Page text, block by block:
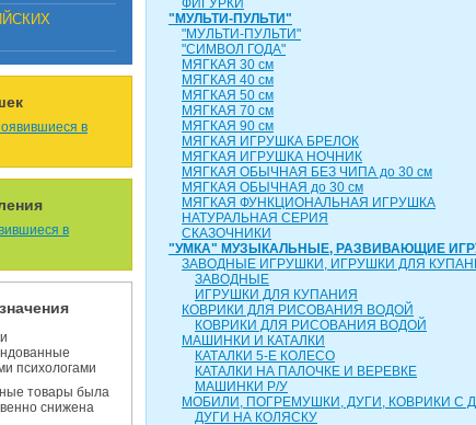
в
в
психологами
товары была
снижена
ФИГУРКИ
"МУЛЬТИ-ПУЛЬТИ"
"МУЛЬТИ-ПУЛЬТИ"
"СИМВОЛ ГОДА"
МЯГКАЯ 30 см
МЯГКАЯ 40 см
МЯГКАЯ 50 см
МЯГКАЯ 70 см
МЯГКАЯ 90 см
МЯГКАЯ ИГРУШКА БРЕЛОК
МЯГКАЯ ИГРУШКА НОЧНИК
МЯГКАЯ ОБЫЧНАЯ БЕЗ ЧИПА до 30 см
МЯГКАЯ ОБЫЧНАЯ до 30 см
МЯГКАЯ ФУНКЦИОНАЛЬНАЯ ИГРУШКА
НАТУРАЛЬНАЯ СЕРИЯ
СКАЗОЧНИКИ
"УМКА" МУЗЫКАЛЬНЫЕ, РАЗВИВАЮЩИЕ
ЗАВОДНЫЕ ИГРУШКИ, ИГРУШКИ ДЛЯ
ЗАВОДНЫЕ
ИГРУШКИ ДЛЯ КУПАНИЯ
КОВРИКИ ДЛЯ РИСОВАНИЯ ВОДОЙ
КОВРИКИ ДЛЯ РИСОВАНИЯ ВОДОЙ
МАШИНКИ И КАТАЛКИ
КАТАЛКИ 5-Е КОЛЕСО
КАТАЛКИ НА ПАЛОЧКЕ И ВЕРЕВКЕ
МАШИНКИ Р/У
МОБИЛИ, ПОГРЕМУШКИ, ДУГИ, КОВРИКИ С
ДУГИ НА КОЛЯСКУ